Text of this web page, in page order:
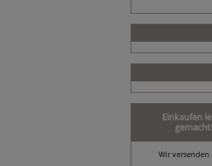
Einkaufen
gemacht!
Wir versenden